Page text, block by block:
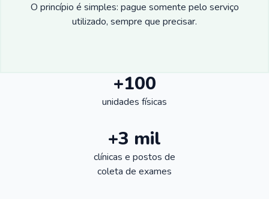
O princípio é simples: pague somente pelo serviço
utilizado, sempre que precisar.
+100
unidades físicas
+3 mil
clínicas e postos de
coleta de exames